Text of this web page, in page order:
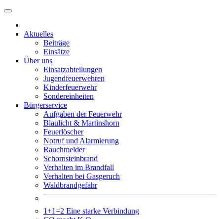
Weiter
Inhalt
Aktuelles
Beiträge
Einsätze
Über uns
Einsatzabteilungen
Jugendfeuerwehren
Kinderfeuerwehr
Sondereinheiten
Bürgerservice
Aufgaben der Feuerwehr
Blaulicht & Martinshorn
Feuerlöscher
Notruf und Alarmierung
Rauchmelder
Schornsteinbrand
Verhalten im Brandfall
Verhalten bei Gasgeruch
Waldbrandgefahr
1+1=2 Eine starke Verbindung